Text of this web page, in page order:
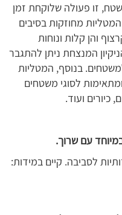
זו פעולה שלוקחת זמן
מחוזקות בסיבים
והן קלות ונוחות
המנצחת ניתן להתגבר
בנוסף, המטליות
לסוגי משטחים
כיורים ועוד.
עם שרוך.
לסביבה. קיים במידות: